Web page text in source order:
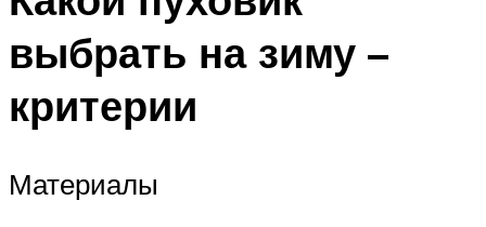
выбрать на зиму –
критерии
Материалы